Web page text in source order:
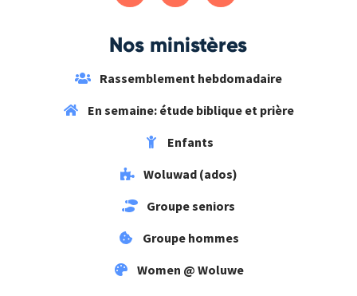
Nos ministères
Rassemblement hebdomadaire
En semaine: étude biblique et prière
Enfants
Woluwad (ados)
Groupe seniors
Groupe hommes
Women @ Woluwe